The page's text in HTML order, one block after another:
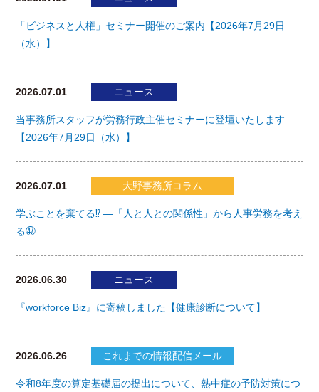
「ビジネスと人権」セミナー開催のご案内【2026年7月29日
（水）】
2026.07.01 ニュース
当事務所スタッフが労務行政主催セミナーに登壇いたします
【2026年7月29日（水）】
2026.07.01 大野事務所コラム
学ぶことを棄てる⁉ ―「人と人との関係性」から人事労務を考え
る㊼
2026.06.30 ニュース
『workforce Biz』に寄稿しました【健康診断について】
2026.06.26 これまでの情報配信メール
令和8年度の算定基礎届の提出について、熱中症の予防対策につ